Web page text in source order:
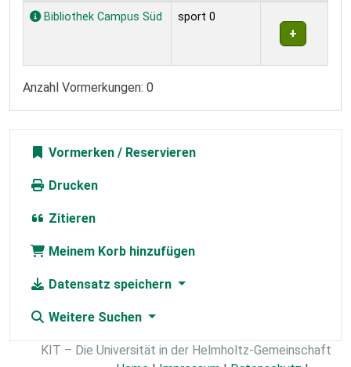
Exemplare
Bibliothek Campus Süd sport 0
Anzahl Vormerkungen: 0
Vormerken
Drucken
Zitieren
Meinem Korb hinzufügen
Datensatz speichern
Weitere Suchen
KIT – Die Universität in der Helmholtz-Gemeinschaft